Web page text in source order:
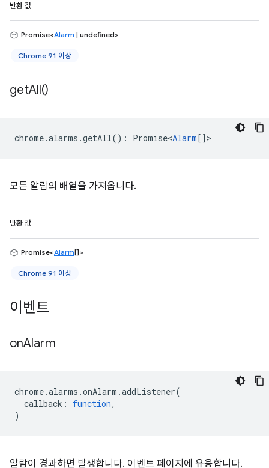
반환 값
Promise<Alarm | undefined>
Chrome 91 이상
getAll()
chrome.alarms .getAll() : Promise<Alarm[] >
모든 알람의 배열을 가져옵니다.
반환 값
Promise<Alarm[]>
Chrome 91 이상
이벤트
onAlarm
chrome.alarms .onAlarm .addListener(
callback : function,
)
알람이 경과하면 발생합니다. 이벤트 페이지에 유용합니다.